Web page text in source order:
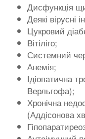
Дисфункція
Деякі вірусні
Цукровий
Вітіліго;
Системний
Анемія;
Ідіопатична
Верльгофа);
Хронічна
(Аддісонова